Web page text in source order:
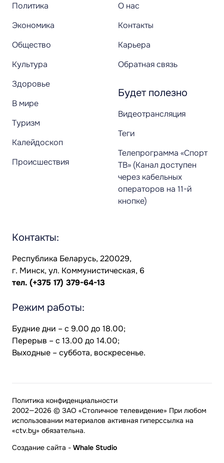
Политика
Экономика
Общество
Культура
Здоровье
В мире
Туризм
Калейдоскоп
Происшествия
О нас
Контакты
Карьера
Обратная связь
Будет полезно
Видеотрансляция
Теги
Телепрограмма «Спорт
ТВ» (Канал доступен
через кабельных
операторов на 11-й
кнопке)
Контакты:
Республика Беларусь, 220029,
г. Минск, ул. Коммунистическая, 6
тел. (+375 17) 379-64-13
Режим работы:
Будние дни – с 9.00 до 18.00;
Перерыв – с 13.00 до 14.00;
Выходные – суббота, воскресенье.
2002—2026 © ЗАО «Столичное телевидение» При любом
использовании материалов активная гиперссылка на
«ctv.by» обязательна.
Политика конфиденциальности
Создание сайта - Whale Studio